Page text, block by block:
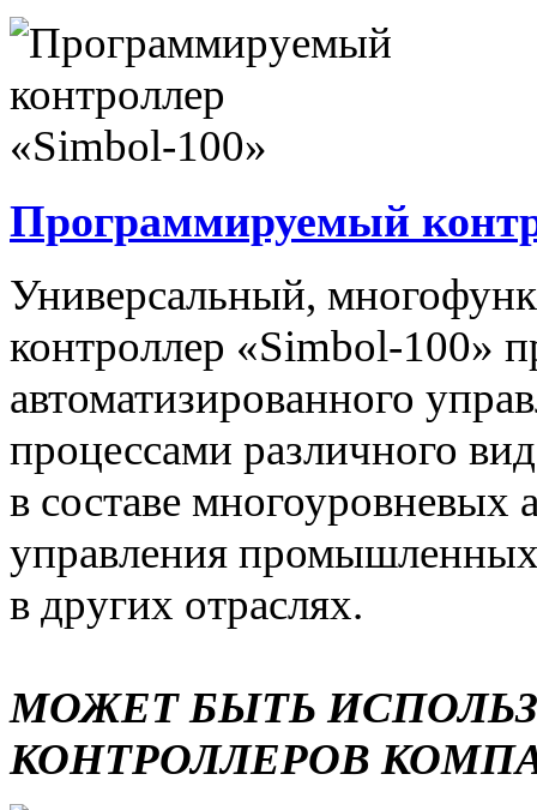
Программируемый
Универсальный,
контроллер «Simbol-100»
автоматизированного
процессами различного
в составе многоуровневых
управления
в других отраслях.
МОЖЕТ БЫТЬ
КОНТРОЛЛЕРОВ